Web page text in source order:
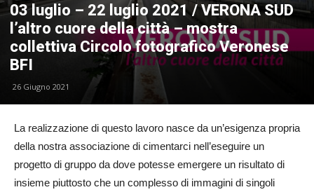
03 luglio – 22 luglio 2021 / VERONA SUD
l’altro cuore della città – mostra
collettiva Circolo fotografico Veronese
BFI
26 Giugno 2021
La realizzazione di questo lavoro nasce da un’esigenza propria
della nostra associazione di cimentarci nell’eseguire un
progetto di gruppo da dove potesse emergere un risultato di
insieme piuttosto che un complesso di immagini di singoli